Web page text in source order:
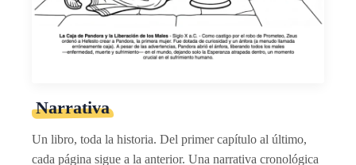
Narrativa
Un libro, toda la historia. Del primer capítulo al último,
cada página sigue a la anterior. Una narrativa cronológica